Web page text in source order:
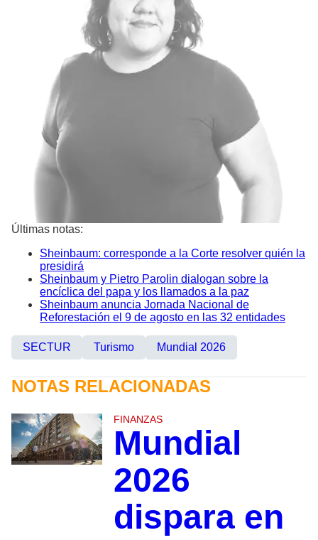
Últimas notas:
Sheinbaum: corresponde a la Corte resolver quién la
presidirá
Sheinbaum y Pietro Parolin dialogan sobre la
encíclica del papa y los llamados a la paz
Sheinbaum anuncia Jornada Nacional de
Reforestación el 9 de agosto en las 32 entidades
SECTUR Turismo Mundial 2026
NOTAS RELACIONADAS
FINANZAS
Mundial
2026
dispara en